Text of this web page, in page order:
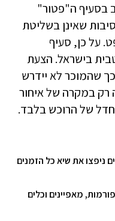
בסעיף ה"פטור"
שאינן בשליטת
על כן, סעיף
בישראל. הצעת
שהמוכר לא יידרש
רק במקרה של איחור
של הרוכש בלבד.
ניפצו את שיא כל הזמנים
מאפיינים וכלים